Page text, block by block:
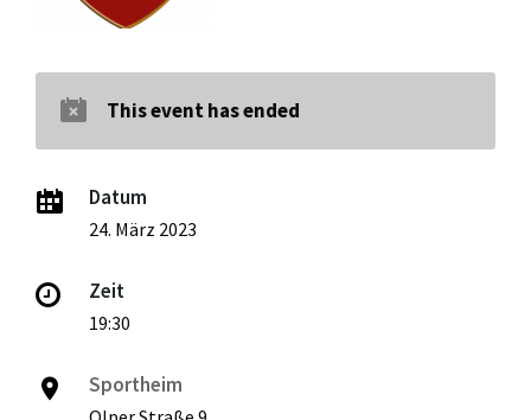
This event has ended
Datum
24. März 2023
Zeit
19:30
Sportheim